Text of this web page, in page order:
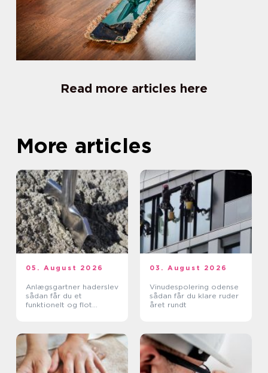
Read more articles here
More articles
05. August 2026
Anlægsgartner haderslev
sådan får du et
funktionelt og flot
03. August 2026
Vinudespolering odense
sådan får du klare ruder
året rundt